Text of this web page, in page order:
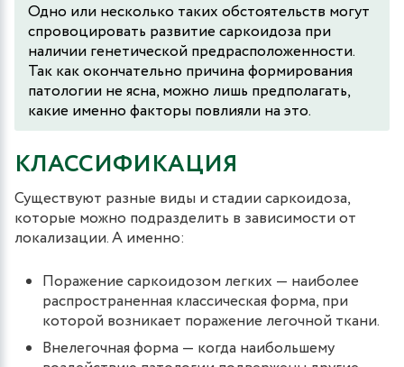
Одно или несколько таких обстоятельств могут
спровоцировать развитие саркоидоза при
наличии генетической предрасположенности.
Так как окончательно причина формирования
патологии не ясна, можно лишь предполагать,
какие именно факторы повлияли на это.
КЛАССИФИКАЦИЯ
Существуют разные виды и стадии саркоидоза,
которые можно подразделить в зависимости от
локализации. А именно:
Поражение саркоидозом легких — наиболее
распространенная классическая форма, при
которой возникает поражение легочной ткани.
Внелегочная форма — когда наибольшему